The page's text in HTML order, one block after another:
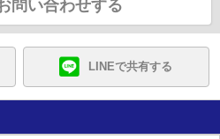
問い合わせする
LINEで共有する